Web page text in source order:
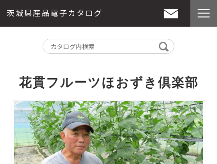
茨城県産品電子カタログ
花貫フルーツほおずき倶楽部